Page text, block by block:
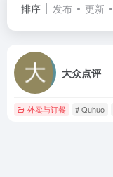
排序 发布 更新
大众点评
外卖与订餐 # Quhuo